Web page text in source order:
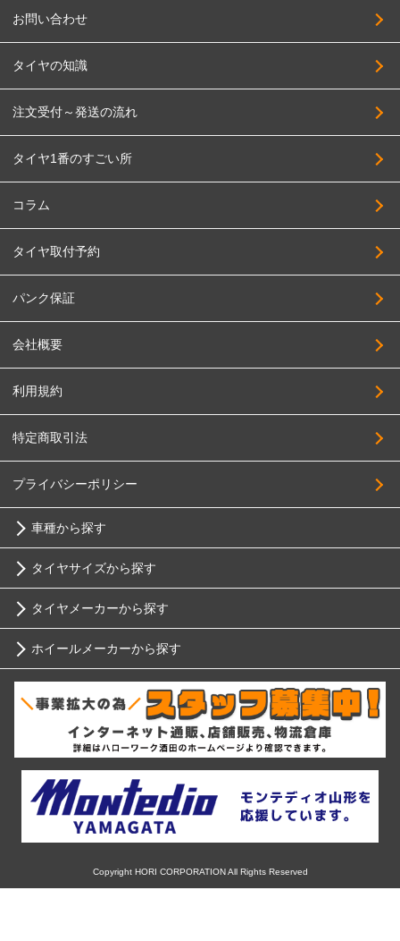
お問い合わせ
タイヤの知識
注文受付～発送の流れ
タイヤ1番のすごい所
コラム
タイヤ取付予約
パンク保証
会社概要
利用規約
特定商取引法
プライバシーポリシー
車種から探す
トヨタ
ニッサン
スバル
マツダ
ミツビシ
タイヤサイズから探す
10インチ
12インチ
14インチ
15インチ
タイヤメーカーから探す
ブリヂストン
ミシュラン
ヨコハマ
ダンロップ
ホイールメーカーから探す
RIH
Advanti Racing
Copyright HORI CORPORATION All Rights Reserved